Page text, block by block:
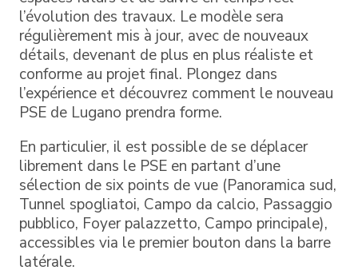
l’évolution des travaux. Le modèle sera
régulièrement mis à jour, avec de nouveaux
détails, devenant de plus en plus réaliste et
conforme au projet final. Plongez dans
l’expérience et découvrez comment le nouveau
PSE de Lugano prendra forme.
En particulier, il est possible de se déplacer
librement dans le PSE en partant d’une
sélection de six points de vue (Panoramica sud,
Tunnel spogliatoi, Campo da calcio, Passaggio
pubblico, Foyer palazzetto, Campo principale),
accessibles via le premier bouton dans la barre
latérale.